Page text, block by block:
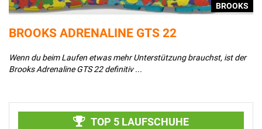
BROOKS
BROOKS ADRENALINE GTS 22
Wenn du beim Laufen etwas mehr Unterstützung brauchst, ist der
Brooks Adrenaline GTS 22 definitiv ...
TOP 5 LAUFSCHUHE